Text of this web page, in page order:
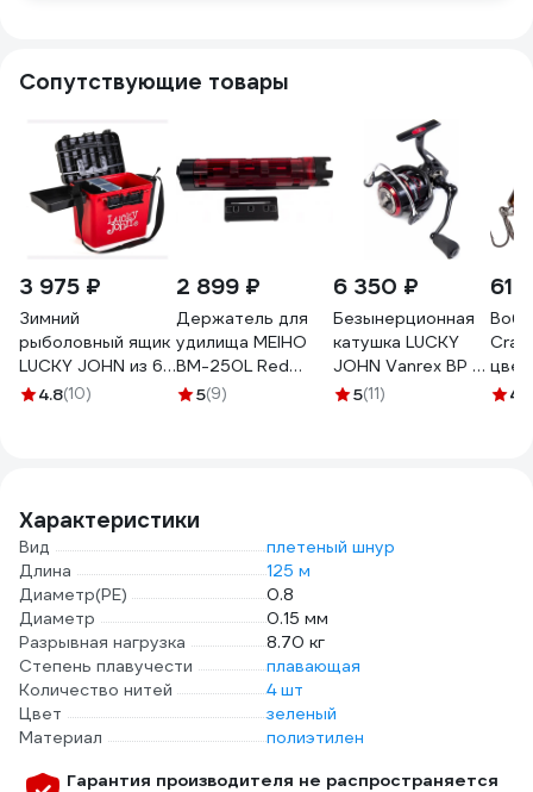
Сопутствующие товары
3 975 ₽
Зимний
рыболовный ящик
LUCKY JOHN из 6-
ти частей LJ2050
4.8(10)
2 899 ₽
Держатель для
удилища MEIHO
BM-250L Red
Black 50х54х283
5(9)
6 350 ₽
Безынерционная
катушка LUCKY
JOHN Vanrex BP 7
3000FD LJ-1130FD
5(11) 4.9
Характеристики
Вид
плетеный шнур
Длина
125 м
Диаметр(PE)
0.8
Диаметр
0.15 мм
Разрывная нагрузка
8.70 кг
Степень плавучести
плавающая
Количество нитей
4 шт
Цвет
зеленый
Материал
полиэтилен
Гарантия производителя не распространяется